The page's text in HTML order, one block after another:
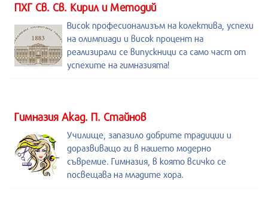
ПХГ Св. Св. Кирил и Методий
Висок професионализъм на колектива, успехи
на олимпиади и висок процент на
реализирали се випускници са само част от
успехите на гимназията!
Гимназия Акад. П. Стайнов
Училище, запазило добрите традиции и
доразвиващо ги в нашето модерно
съвремие. Гимназия, в която всичко се
посвещава на младите хора.